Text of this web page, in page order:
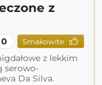
z
0 Smakowite
z lekkim
serowo-
Da Silva.